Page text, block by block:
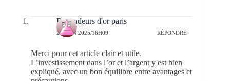
Revendeurs d'or paris
23 JUIN 2025/16H09 RÉPONDRE
Merci pour cet article clair et utile.
L’investissement dans l’or et l’argent y est bien
expliqué, avec un bon équilibre entre avantages et